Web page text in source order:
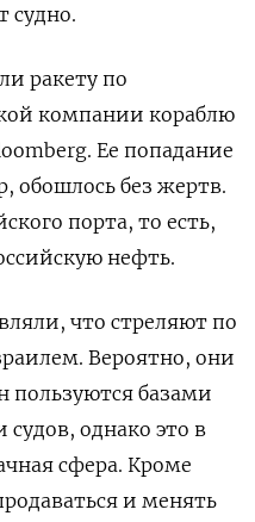
судно.
ракету по
компании кораблю
Ее попадание
обошлось без жертв.
порта, то есть,
нефть.
что стреляют по
Вероятно, они
базами
однако это в
сфера. Кроме
и менять